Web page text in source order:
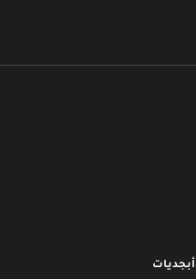
أبجديات